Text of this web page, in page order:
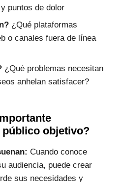
puntos de dolor
¿Qué plataformas
o canales fuera de línea
¿Qué problemas necesitan
anhelan satisfacer?
objetivo?
Cuando conoce
audiencia, puede crear
sus necesidades y